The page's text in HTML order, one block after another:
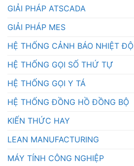
GIẢI PHÁP ATSCADA
GIẢI PHÁP MES
HỆ THỐNG CẢNH BÁO NHIỆT ĐỘ
HỆ THỐNG GỌI SỐ THỨ TỰ
HỆ THỐNG GỌI Y TÁ
HỆ THỐNG ĐỒNG HỒ ĐỒNG BỘ
KIẾN THỨC HAY
LEAN MANUFACTURING
MÁY TÍNH CÔNG NGHIỆP